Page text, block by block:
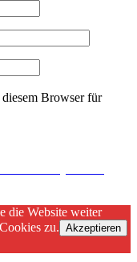
Browser für
die Website weiter
zu. Akzeptieren